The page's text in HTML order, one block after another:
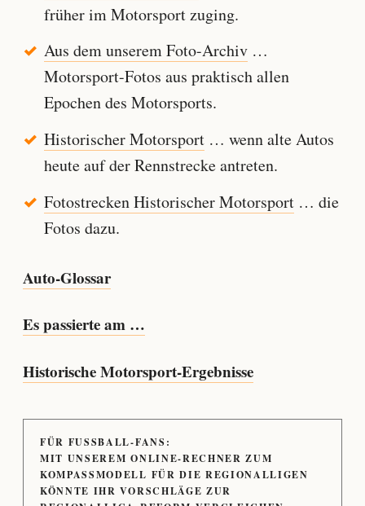
früher im Motorsport zuging.
Aus dem unserem Foto-Archiv…
Motorsport-Fotos aus praktisch allen
Epochen des Motorsports.
Historischer Motorsport… wenn alte Autos
heute auf der Rennstrecke antreten.
Fotostrecken Historischer Motorsport… die
Fotos dazu.
Auto-Glossar
Es passierte am …
Historische Motorsport-Ergebnisse
FÜR FUSSBALL-FANS:
MIT UNSEREM ONLINE-RECHNER ZUM
KOMPASSMODELL FÜR DIE REGIONALLIGEN
KÖNNTE IHR VORSCHLÄGE ZUR